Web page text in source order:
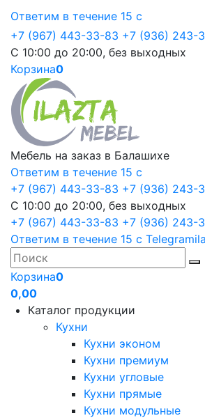
Ответим в течение 15 с
+7 (967) 443-33-83 +7 (936) 243-
С 10:00 до 20:00, без выходных
Корзина0
Мебель на заказ в Балашихе
Ответим в течение 15 с
+7 (967) 443-33-83 +7 (936) 243-
С 10:00 до 20:00, без выходных
+7 (967) 443-33-83 +7 (936) 243-
Ответим в течение 15 с Telegram
Корзина0
0,00
Каталог продукции
Кухни
Кухни эконом
Кухни премиум
Кухни угловые
Кухни прямые
Кухни модульные